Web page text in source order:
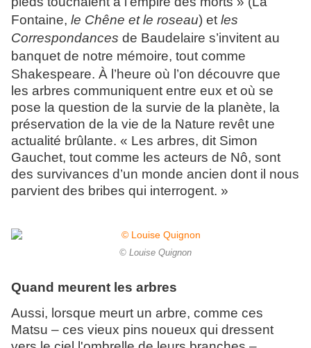
Fontaine, le Chêne et le roseau) et les
Correspondances de Baudelaire s’invitent au
banquet de notre mémoire, tout comme
Shakespeare. À l’heure où l’on découvre que
les arbres communiquent entre eux et où se
pose la question de la survie de la planète, la
préservation de la vie de la Nature revêt une
actualité brûlante. « Les arbres, dit Simon
Gauchet, tout comme les acteurs de Nô, sont
des survivances d’un monde ancien dont il nous
parvient des bribes qui interrogent. »
© Louise Quignon
Quand meurent les arbres
Aussi, lorsque meurt un arbre, comme ces
Matsu – ces vieux pins noueux qui dressent